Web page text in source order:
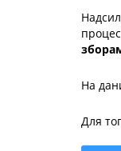
На
Для